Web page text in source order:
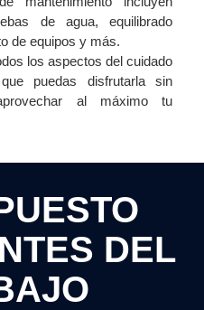
de agua, equilibrado
de equipos y más.
los aspectos del cuidado
puedas disfrutarla sin
al máximo tu
DEL